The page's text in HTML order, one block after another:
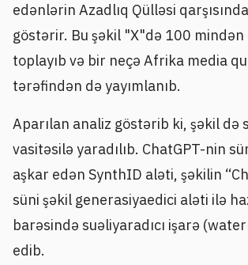
edənlərin Azadlıq Qülləsi qarşısında
göstərir. Bu şəkil "X"də 100 mindən
toplayıb və bir neçə Afrika media
tərəfindən də yayımlanıb.
Aparılan analiz göstərib ki, şəkil də
vasitəsilə yaradılıb. ChatGPT-nin
aşkar edən SynthID aləti, şəkilin
süni şəkil generasiyaedici aləti ilə
barəsində suəliyaradıcı işarə
edib.